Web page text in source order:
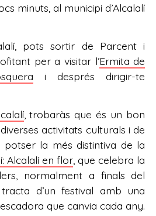
minuts, al municipi d’Alcalalí
pots sortir de Parcent i
per a visitar l’Ermita de
i després dirigir-te
, trobaràs que és un bon
activitats culturals i de
potser la més distintiva de la
Alcalalí en flor , que celebra la
normalment a finals del
d’un festival amb una
que canvia cada any.